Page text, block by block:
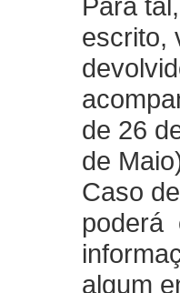
escrito,
de 26
de
Caso
poderá
algum